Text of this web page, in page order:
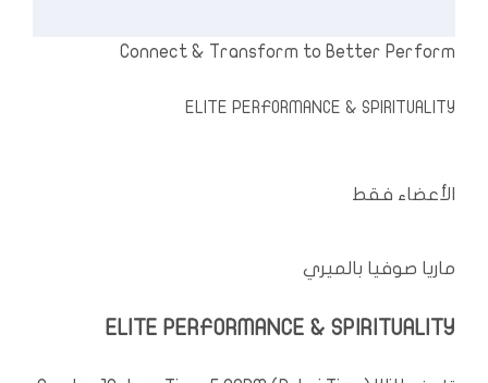
Connect & Transform to Better Perform
ELITE PERFORMANCE & SPIRITUALITY
الأعضاء فقط
ماريا صوفيا بالميري
ELITE PERFORMANCE & SPIRITUALITY